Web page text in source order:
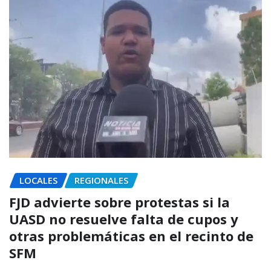
LOCALES REGIONALES
FJD advierte sobre protestas si la
UASD no resuelve falta de cupos y
otras problemáticas en el recinto de
SFM